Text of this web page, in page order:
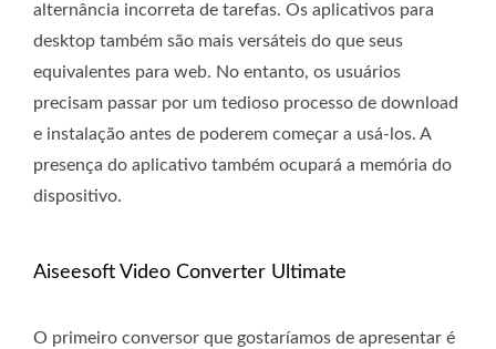
alternância incorreta de tarefas. Os aplicativos para
desktop também são mais versáteis do que seus
equivalentes para web. No entanto, os usuários
precisam passar por um tedioso processo de download
e instalação antes de poderem começar a usá-los. A
presença do aplicativo também ocupará a memória do
dispositivo.
Aiseesoft Video Converter Ultimate
O primeiro conversor que gostaríamos de apresentar é